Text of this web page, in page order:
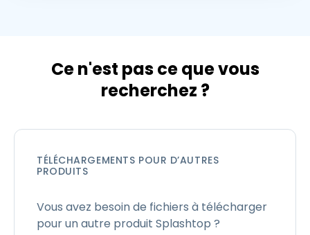
Ce n'est pas ce que vous
recherchez ?
TÉLÉCHARGEMENTS POUR D’AUTRES
PRODUITS
Vous avez besoin de fichiers à télécharger
pour un autre produit Splashtop ?